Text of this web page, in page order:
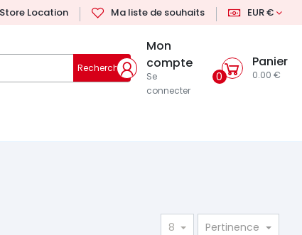
Store Location Ma liste de souhaits EUR €
Rechercher
Mon
compte
Se
connecter
0
Panier
0.00 €
8 Pertinence